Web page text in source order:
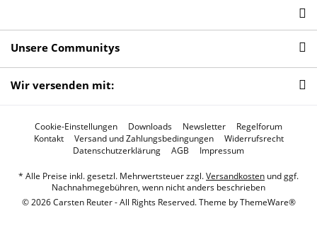
Unsere Communitys
Wir versenden mit:
Cookie-Einstellungen Downloads Newsletter
Regelforum
Kontakt
Versand und Zahlungsbedingungen
Widerrufsrecht
Datenschutzerklärung
AGB Impressum
* Alle Preise inkl. gesetzl. Mehrwertsteuer zzgl.Versandkosten und ggf.
Nachnahmegebühren, wenn nicht anders beschrieben
© 2026 Carsten Reuter - All Rights Reserved. Theme byThemeWare®